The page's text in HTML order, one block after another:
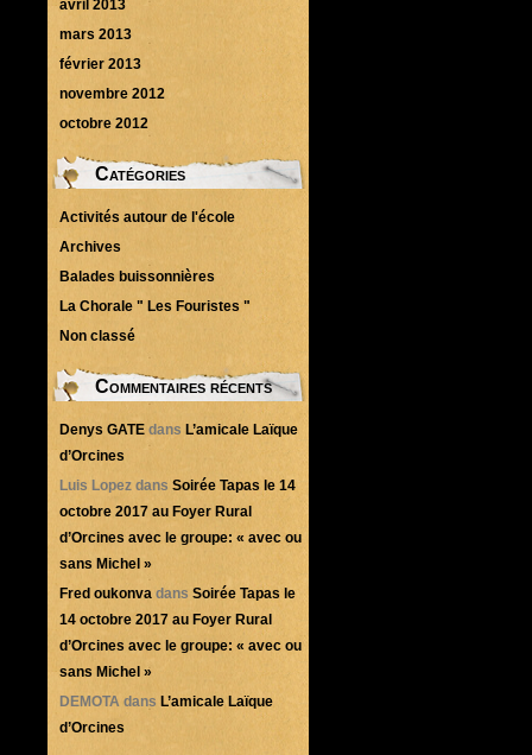
avril 2013
mars 2013
février 2013
novembre 2012
octobre 2012
Catégories
Activités autour de l'école
Archives
Balades buissonnières
La Chorale " Les Fouristes "
Non classé
Commentaires récents
Denys GATE dans L’amicale Laïque
d’Orcines
Luis Lopez dans Soirée Tapas le 14
octobre 2017 au Foyer Rural
d’Orcines avec le groupe: « avec ou
sans Michel »
Fred oukonva dans Soirée Tapas le
14 octobre 2017 au Foyer Rural
d’Orcines avec le groupe: « avec ou
sans Michel »
DEMOTA dans L’amicale Laïque
d’Orcines